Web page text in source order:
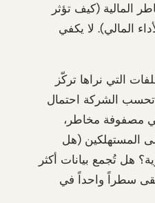
المالية (كيف تؤثر
المالي). لا يكفي
من الملفات التي نراها تركّز
تحسب الشركة احتمال
مصفوفة مخاطر،
المستهلكين (هل
هل تُجمع بيانات أكثر
سطراً واحداً في